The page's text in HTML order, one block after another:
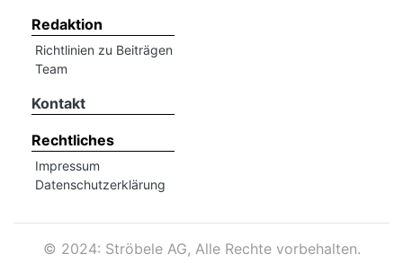
Redaktion
Richtlinien zu Beiträgen
Team
Kontakt
Rechtliches
Impressum
Datenschutzerklärung
© 2024: Ströbele AG, Alle Rechte vorbehalten.